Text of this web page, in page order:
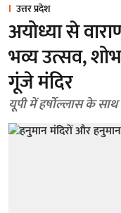
उत्तर प्रदेश
अयोध्या से
भव्य उत्सव,
गूंजे मंदिर
यूपी में हर्षोल्लास के